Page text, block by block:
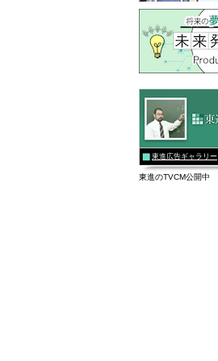
東進広告ギャラリー
東進のTVCM公開中